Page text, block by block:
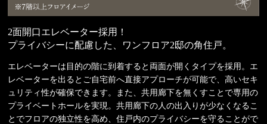
2面開口エレベーター採用！
プライバシーに配慮した、ワンフロア2邸の角住戸。
エレベーターは目的の階に到着すると両面が開くタイプを採用。エ
レベーターを出るとご自宅前へ直接アプローチが可能で、高いセキ
ュリティ性が確保できます。また、共用廊下を無くすことで専用の
プライベートホールを実現。共用廊下の人の出入りが少なくなるこ
とでフロアの独立性を高め、住戸内のプライバシーを守ることがで